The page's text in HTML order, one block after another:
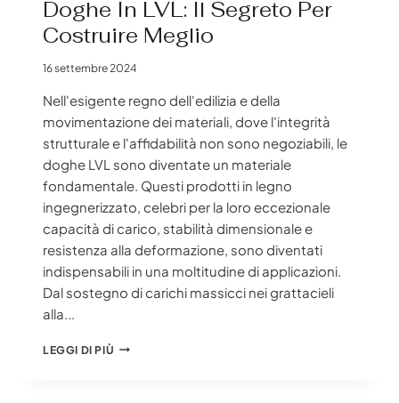
Doghe In LVL: Il Segreto Per
Costruire Meglio
16 settembre 2024
Nell'esigente regno dell'edilizia e della
movimentazione dei materiali, dove l'integrità
strutturale e l'affidabilità non sono negoziabili, le
doghe LVL sono diventate un materiale
fondamentale. Questi prodotti in legno
ingegnerizzato, celebri per la loro eccezionale
capacità di carico, stabilità dimensionale e
resistenza alla deformazione, sono diventati
indispensabili in una moltitudine di applicazioni.
Dal sostegno di carichi massicci nei grattacieli
alla...
LEGGI DI PIÙ DOGHE